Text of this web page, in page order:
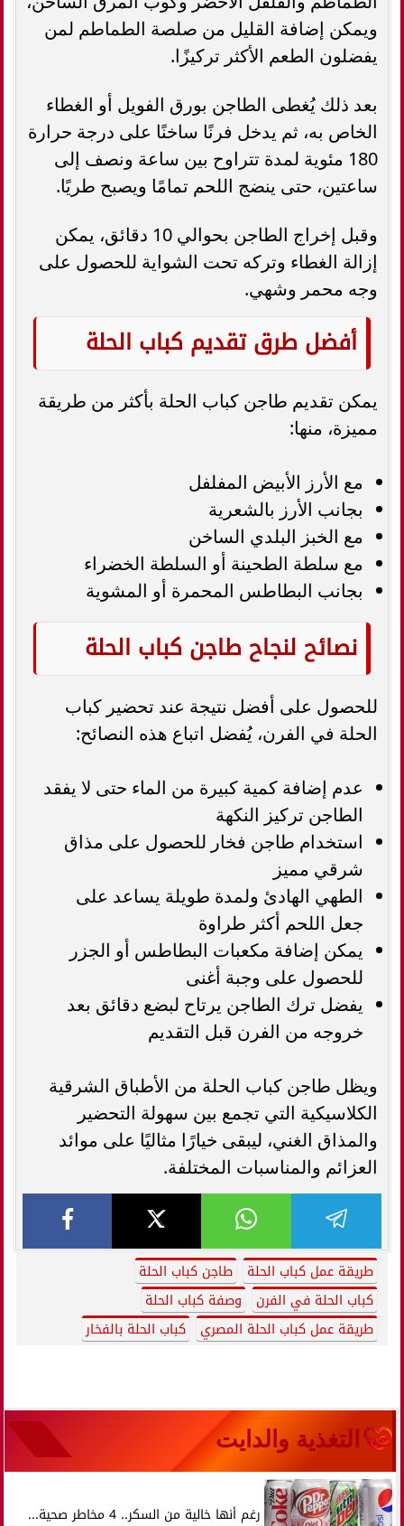
ويمكن إضافة القليل من صلصة الطماطم لمن
يفضلون الطعم الأكثر تركيزًا.
بعد ذلك يُغطى الطاجن بورق الفويل أو الغطاء
الخاص به، ثم يدخل فرنًا ساخنًا على درجة حرارة
180 مئوية لمدة تتراوح بين ساعة ونصف إلى
ساعتين، حتى ينضج اللحم تمامًا ويصبح طريًا.
وقبل إخراج الطاجن بحوالي 10 دقائق، يمكن
إزالة الغطاء وتركه تحت الشواية للحصول على
وجه محمر وشهي.
أفضل طرق تقديم كباب الحلة
يمكن تقديم طاجن كباب الحلة بأكثر من طريقة
مميزة، منها:
مع الأرز الأبيض المفلفل
بجانب الأرز بالشعرية
مع الخبز البلدي الساخن
مع سلطة الطحينة أو السلطة الخضراء
بجانب البطاطس المحمرة أو المشوية
نصائح لنجاح طاجن كباب الحلة
للحصول على أفضل نتيجة عند تحضير كباب
الحلة في الفرن، يُفضل اتباع هذه النصائح:
عدم إضافة كمية كبيرة من الماء حتى لا يفقد
الطاجن تركيز النكهة
استخدام طاجن فخار للحصول على مذاق
شرقي مميز
الطهي الهادئ ولمدة طويلة يساعد على
جعل اللحم أكثر طراوة
يمكن إضافة مكعبات البطاطس أو الجزر
للحصول على وجبة أغنى
يفضل ترك الطاجن يرتاح لبضع دقائق بعد
خروجه من الفرن قبل التقديم
ويظل طاجن كباب الحلة من الأطباق الشرقية
الكلاسيكية التي تجمع بين سهولة التحضير
والمذاق الغني، ليبقى خيارًا مثاليًا على موائد
العزائم والمناسبات المختلفة.
طريقة عمل كباب الحلة
طاجن كباب الحلة
كباب الحلة في الفرن
وصفة كباب الحلة
طريقة عمل كباب الحلة المصري
كباب الحلة بالفخار
التغذية والدايت
رغم أنها خالية من السكر.. 4 مخاطر صحية...